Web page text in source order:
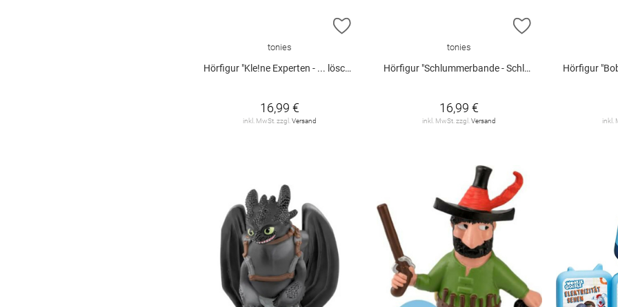
ZUR WUNSCHLISTE HINZUFÜGEN
tonies
Hörfigur "Kle!ne Experten - ... löschen mit der Feuerwehr"
16,99 €
inkl. MwSt. zzgl. Versand
ZUR
tonies
Hörfigur "Schlummerbande - Schlummertukan, Naturklänge aus dem Schlummerdschungel"
16,99 €
inkl. MwSt. zzgl.Versand
Hörfigur "Bobo Siebenschläfer -
inkl.